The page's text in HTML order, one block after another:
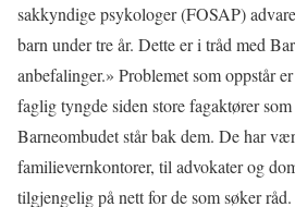
sakkyndige psykologer (FOSAP)
barn under tre år. Dette er i tråd med
anbefalinger.» Problemet som oppstår
faglig tyngde siden store fagaktører
Barneombudet står bak dem. De har
familievernkontorer, til advokater og
tilgjengelig på nett for de som søker råd.